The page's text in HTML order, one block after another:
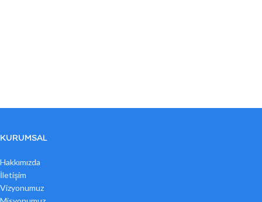
KURUMSAL
Hakkımızda
İletişim
Vizyonumuz